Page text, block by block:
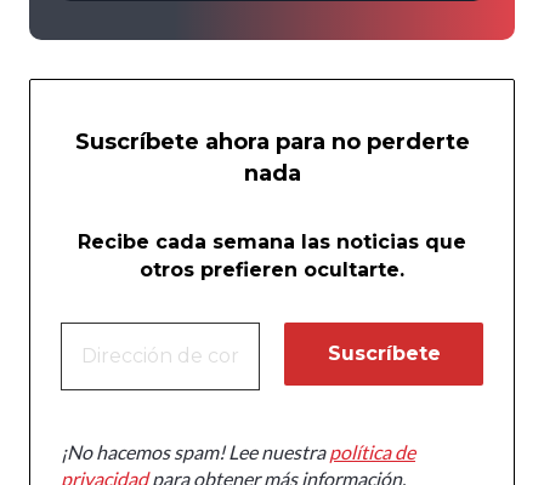
Suscríbete ahora para no perderte
nada
Recibe cada semana las noticias que
otros prefieren ocultarte.
¡No hacemos spam! Lee nuestrapolítica de
privacidadpara obtener más información.